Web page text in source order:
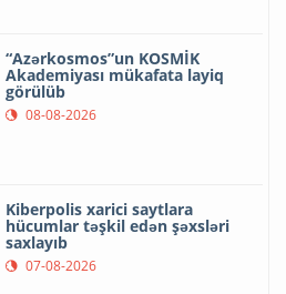
“Azərkosmos”un KOSMİK
Akademiyası mükafata layiq
görülüb
08-08-2026
Kiberpolis xarici saytlara
hücumlar təşkil edən şəxsləri
saxlayıb
07-08-2026